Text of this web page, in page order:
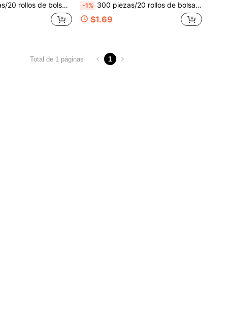
libre con perros. Contiene todas las especificaciones de 20/10/5/1 volumen (450 piezas=30 rollos, 375 piezas=25 rollos, 300 piezas=20 rollos, 225 piezas=15 rollos, 150 piezas=10 rollos, 75 piezas=5 rollos, 15 piezas=1 rollo) -1% 300 piezas/20 rollos de bolsas para excrementos de perro, bolsas a prueba de fugas para desechos de mascotas para paseos al aire libre. Contiene todas las especificaciones de 20/10/5/1 volumen (450 piezas=30 rollos, 375 piezas=25 rollos, 300 piezas=20 rollos, 225 piezas=15 rollos, 150 piezas=10 rollos, 75 piezas=5 rollos, 15 piezas=1 rollo)
$1.69
Total de 1 páginas 1